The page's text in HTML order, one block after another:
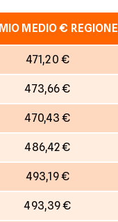
MEDIO € REGIONE
471,20 €
473,66 €
470,43 €
486,42 €
493,19 €
493,39 €